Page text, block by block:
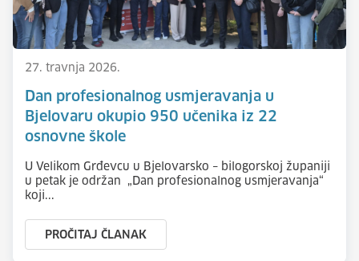
27. travnja 2026.
Dan profesionalnog usmjeravanja u
Bjelovaru okupio 950 učenika iz 22
osnovne škole
U Velikom Grđevcu u Bjelovarsko – bilogorskoj županiji
u petak je održan „Dan profesionalnog usmjeravanja“
koji...
PROČITAJ ČLANAK